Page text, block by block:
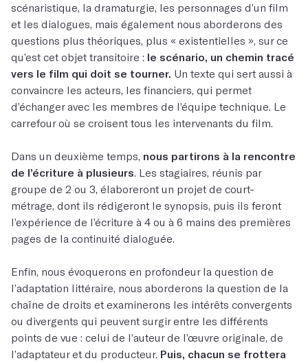
scénaristique, la dramaturgie, les personnages d’un film
et les dialogues, mais également nous aborderons des
questions plus théoriques, plus « existentielles », sur ce
qu’est cet objet transitoire : le scénario, un chemin tracé
vers le film qui doit se tourner. Un texte qui sert aussi à
convaincre les acteurs, les financiers, qui permet
d’échanger avec les membres de l’équipe technique. Le
carrefour où se croisent tous les intervenants du film.
Dans un deuxième temps, nous partirons à la rencontre
de l’écriture à plusieurs. Les stagiaires, réunis par
groupe de 2 ou 3, élaboreront un projet de court-
métrage, dont ils rédigeront le synopsis, puis ils feront
l’expérience de l’écriture à 4 ou à 6 mains des premières
pages de la continuité dialoguée.
Enfin, nous évoquerons en profondeur la question de
l’adaptation littéraire, nous aborderons la question de la
chaîne de droits et examinerons les intérêts convergents
ou divergents qui peuvent surgir entre les différents
points de vue : celui de l’auteur de l’œuvre originale, de
l’adaptateur et du producteur. Puis, chacun se frottera